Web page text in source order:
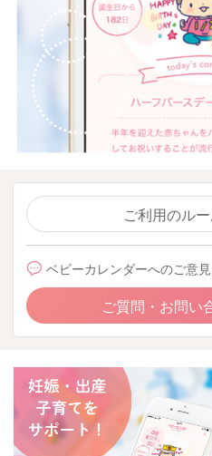
ご利用のル
ベビーカレンダーへのご意
ご質問・お問い